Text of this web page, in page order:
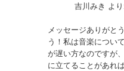
吉川みき よ
メッセージありがと
う！私は音楽につい
が遅い方なのですが
に立てることがあれ